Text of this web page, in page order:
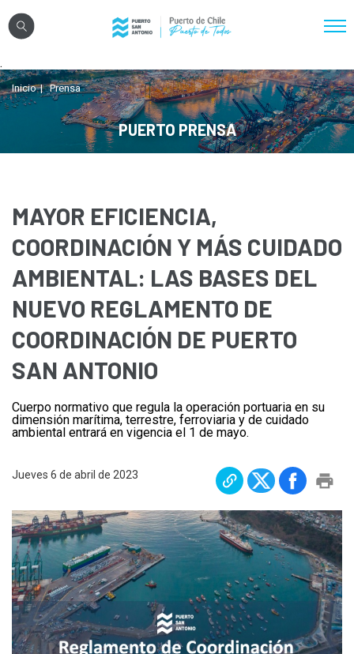
Nosotros
Sistema Portuario
Sostenibilidad
Transparencia
Registro Proveedores
Licitaciones
Reglamentos
Plan Maestro
Denuncias
Contáctenos
.
Inicio Prensa
PUERTO PRENSA
MAYOR EFICIENCIA,
COORDINACIÓN Y MÁS CUIDADO
AMBIENTAL: LAS BASES DEL
NUEVO REGLAMENTO DE
COORDINACIÓN DE PUERTO
SAN ANTONIO
Cuerpo normativo que regula la operación portuaria en su
dimensión marítima, terrestre, ferroviaria y de cuidado
ambiental entrará en vigencia el 1 de mayo.
Jueves 6 de abril de 2023